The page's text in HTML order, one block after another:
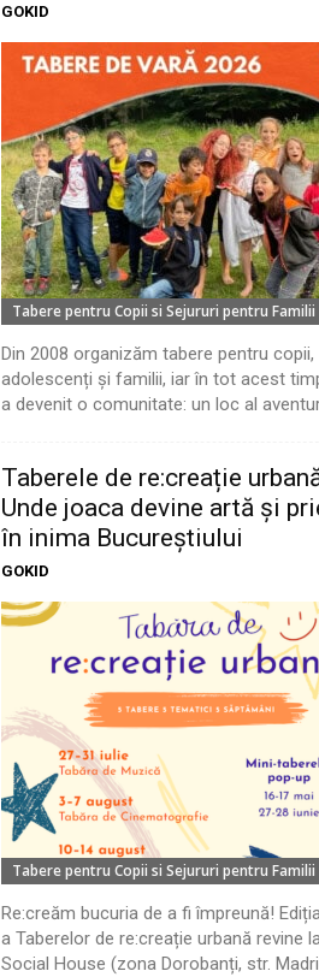
GOKID
Tabere pentru Copii si Sejururi pentru Familii
Din 2008 organizăm tabere pentru copii,
adolescenți și familii, iar în tot acest
a devenit o comunitate: un loc al
Taberele de re:creație
Unde joaca devine artă și
în inima Bucureștiului
GOKID
Tabere pentru Copii si Sejururi pentru Familii
Re:creăm bucuria de a fi împreună!
a Taberelor de re:creație urbană revine
Social House (zona Dorobanți, str. Madrid